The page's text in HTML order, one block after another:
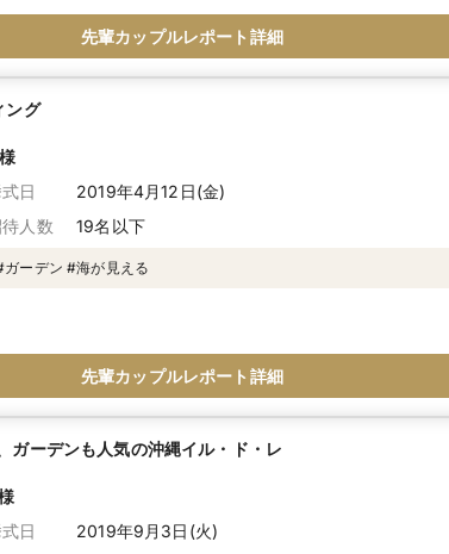
先輩カップルレポート詳細
ング
日
2019年4月12日(金)
人数
19名以下
ガーデン #海が見える
先輩カップルレポート詳細
ガーデンも人気の沖縄イル・ド・レ
日
2019年9月3日(火)